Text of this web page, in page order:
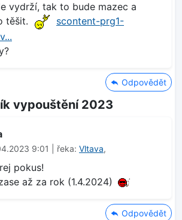
vydrží, tak to bude mazec a
těšit.
scontent-prg1-
Odpovědět
vypouštění 2023
9:01 | řeka: Vltava,
pokus!
až za rok (1.4.2024)
Odpovědět